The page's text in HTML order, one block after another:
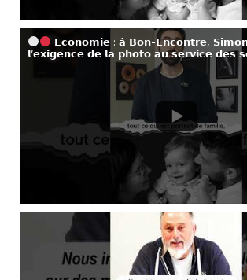
𝗘𝗰𝗼𝗻𝗼𝗺𝗶𝗲 : 𝗮̀ 𝗕𝗼𝗻-𝗘𝗻𝗰𝗼𝗻𝘁𝗿𝗲,
𝗹’𝗲𝘅𝗶𝗴𝗲𝗻𝗰𝗲 𝗱𝗲 𝗹𝗮 𝗽𝗵𝗼𝘁𝗼 𝗮𝘂 𝘀𝗲𝗿𝘃𝗶𝗰𝗲 𝗱𝗲𝘀